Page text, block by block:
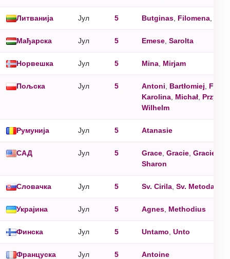
Литванија Jул 5 Butginas Filomena
Мађарска Jул 5 Emese Sarolta
Норвешка Jул 5 Mina Mirjam
Пољска Jул 5 Antoni Bartłomiej
Karolina Michał
Wilhelm
Румунија Jул 5 Atanasie
САД Jул 5 Grace Gracie Graciela
Sharon
Словачка Jул 5 Sv. Cirila Sv. Metoda
Украјина Jул 5 Agnes Methodius
Финска Jул 5 Untamo Unto
Француска Jул 5 Antoine